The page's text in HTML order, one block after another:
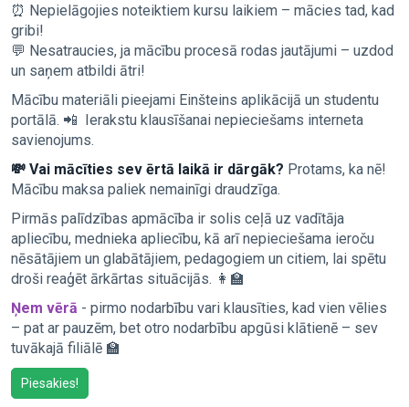
⏰ Nepielāgojies noteiktiem kursu laikiem – mācies tad, kad
gribi!
💬 Nesatraucies, ja mācību procesā rodas jautājumi – uzdod
un saņem atbildi ātri!
Mācību materiāli pieejami Einšteins aplikācijā un studentu
portālā. 📲 Ierakstu klausīšanai nepieciešams interneta
savienojums.
💸 Vai mācīties sev ērtā laikā ir dārgāk? Protams, ka nē!
Mācību maksa paliek nemainīgi draudzīga.
Pirmās palīdzības apmācība ir solis ceļā uz vadītāja
apliecību, mednieka apliecību, kā arī nepieciešama ieroču
nēsātājiem un glabātājiem, pedagogiem un citiem, lai spētu
droši reaģēt ārkārtas situācijās. 👩‍🏫
Ņem vērā - pirmo nodarbību vari klausīties, kad vien vēlies
– pat ar pauzēm, bet otro nodarbību apgūsi klātienē – sev
tuvākajā filiālē 🏫
Piesakies!